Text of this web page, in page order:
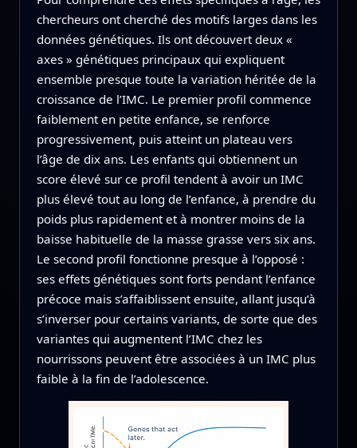
chercheurs ont cherché des motifs larges dans les
données génétiques. Ils ont découvert deux «
axes » génétiques principaux qui expliquent
ensemble presque toute la variation héritée de la
croissance de l’IMC. Le premier profil commence
faiblement en petite enfance, se renforce
progressivement, puis atteint un plateau vers
l’âge de dix ans. Les enfants qui obtiennent un
score élevé sur ce profil tendent à avoir un IMC
plus élevé tout au long de l’enfance, à prendre du
poids plus rapidement et à montrer moins de la
baisse habituelle de la masse grasse vers six ans.
Le second profil fonctionne presque à l’opposé :
ses effets génétiques sont forts pendant l’enfance
précoce mais s’affaiblissent ensuite, allant jusqu’à
s’inverser pour certains variants, de sorte que des
variantes qui augmentent l’IMC chez les
nourrissons peuvent être associées à un IMC plus
faible à la fin de l’adolescence.